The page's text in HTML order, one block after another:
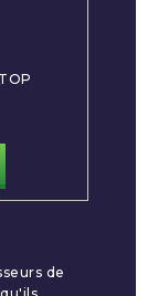
de